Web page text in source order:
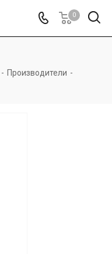
0
- Производители -